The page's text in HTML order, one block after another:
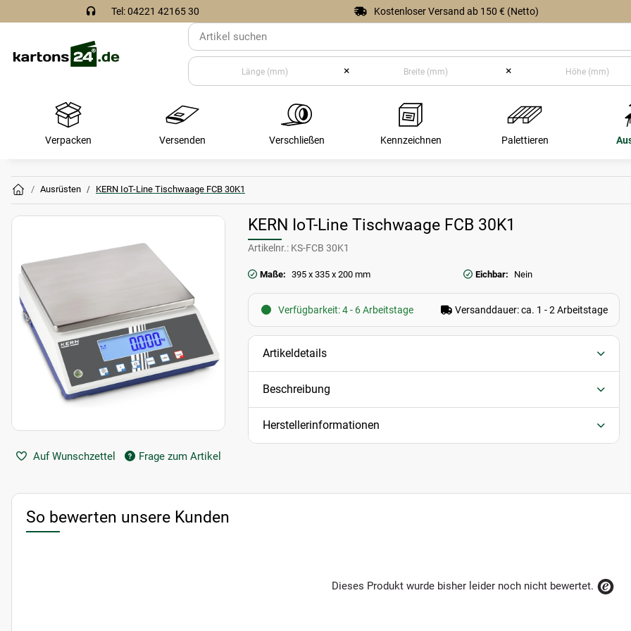
Tel: 04221 42165 30 Kostenloser Versand ab 150 € (Netto)
× ×
Verpacken Versenden Verschließen Kennzeichnen Palettieren
Ausrüsten KERN IoT-Line Tischwaage FCB 30K1
Auf Wunschzettel Frage zum Artikel
KERN IoT-Line Tischwaage FCB 30K1
Artikelnr.: KS-FCB 30K1
Maße: 395 x 335 x 200 mm Eichbar: Nein
Verfügbarkeit: 4 - 6 Arbeitstage Versanddauer: ca. 1 - 2 Arbeitstage
Artikeldetails
Beschreibung
Herstellerinformationen
So bewerten unsere Kunden
Dieses Produkt wurde bisher leider noch nicht bewertet.